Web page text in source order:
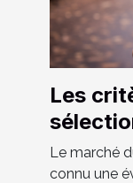
Les
VTC
Le marché
connu une